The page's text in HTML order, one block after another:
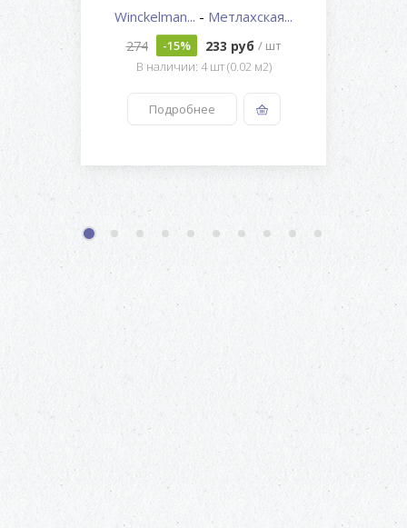
Winckelman... - Метлахская...
274 -15% 233 руб / шт
В наличии: 4 шт (0.02 м2)
Подробнее
1 2 3 4 5 6 7 8 9 10